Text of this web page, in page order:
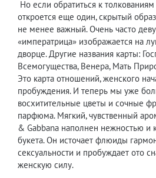
Но если обратиться к
откроется еще один, скрытый
не менее важный. Очень часто
«императрица» изображается на
дворце. Другие названия карты:
Всемогущества, Венера, Мать
Это карта отношений, женского
пробуждения. И теперь мы уже
восхитительные цветы и сочные
парфюма. Мягкий, чувственный
& Gabbana наполнен нежностью и
букета. Он источает флюиды
сексуальности и пробуждает ото
женскую силу.